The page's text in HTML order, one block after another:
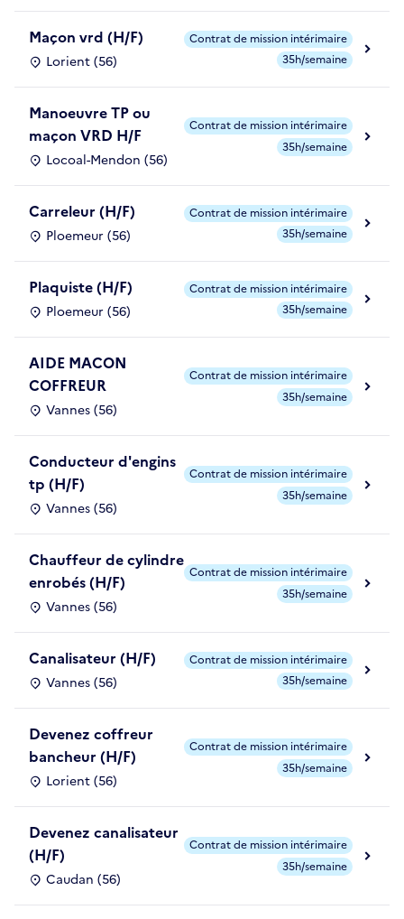
Maçon vrd (H/F)
Lorient (56)
Contrat de mission intérimaire
35h/semaine
Manoeuvre TP ou
maçon VRD H/F
Locoal-Mendon (56)
Contrat de mission intérimaire
35h/semaine
Carreleur (H/F)
Ploemeur (56)
Contrat de mission intérimaire
35h/semaine
Plaquiste (H/F)
Ploemeur (56)
Contrat de mission intérimaire
35h/semaine
AIDE MACON
COFFREUR
Vannes (56)
Contrat de mission intérimaire
35h/semaine
Conducteur d'engins
tp (H/F)
Vannes (56)
Contrat de mission intérimaire
35h/semaine
Chauffeur de cylindre
enrobés (H/F)
Vannes (56)
Contrat de mission intérimaire
35h/semaine
Canalisateur (H/F)
Vannes (56)
Contrat de mission intérimaire
35h/semaine
Devenez coffreur
bancheur (H/F)
Lorient (56)
Contrat de mission intérimaire
35h/semaine
Devenez canalisateur
(H/F)
Caudan (56)
Contrat de mission intérimaire
35h/semaine